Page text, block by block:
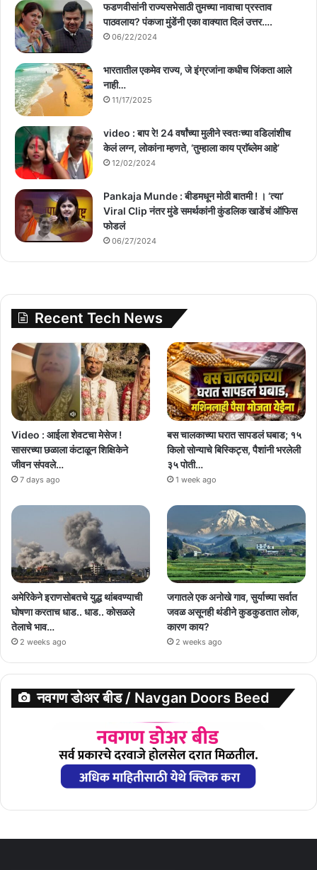
फडणवीसांनी राज्यसभेसाठी तुमच्या नावाचा प्रस्ताव
पाठवलाय? पंकजा मुंडेंनी एका वाक्यात दिलं उत्तर….
06/22/2024
भारतातील एकमेव राज्य, जे इंग्रजांना कधीच जिंकता आले
नाही…
11/17/2025
video : बाप रे! 24 वर्षांच्या मुलीने स्वतःच्या वडिलांशीच
केलं लग्न, लोकांना म्हणते, ‘तुम्हाला काय प्राॅब्लेम आहे’
12/02/2024
Pankaja Munde : बीडमधून मोठी बातमी ! । ‘त्या’
Viral Clip नंतर मुंडे समर्थकांनी कुंडलिक खाडेंचं ऑफिस
फोडलं
06/27/2024
Recent Tech News
Video : आईला शेवटचा मेसेज !
सासरच्या छळाला कंटाळून शिक्षिकेने
जीवन संपवले…
7 days ago
बस चालकाच्या घरात सापडलं घबाड; १५
किलो सोन्याचे बिस्किट्स, पैशांनी भरलेली
३५ पोती…
1 week ago
अमेरिकेने इराणसोबतचे युद्ध थांबवण्याची
घोषणा करताच धाड.. धाड.. कोसळले
तेलाचे भाव…
2 weeks ago
जगातले एक अनोखे गाव, सुर्याच्या सर्वात
जवळ असूनही थंडीने कुडकुडतात लोक,
कारण काय?
2 weeks ago
नवगण डोअर बीड / Navgan Doors Beed